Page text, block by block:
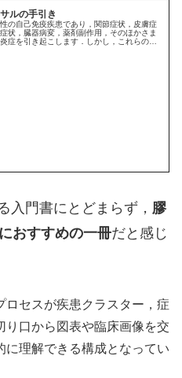
ルの手引き
の自己免疫疾患であり，関節症状，皮膚症
状，臓器病変，薬剤副作用，そのほかさま
症を引き起こします．しかし，これらの症
入門書にとどまらず， 膠
おすすめの一冊だと感じ
ロセスが疾患クラスター，症
口から図表や臨床画像を交
に理解できる構成となってい